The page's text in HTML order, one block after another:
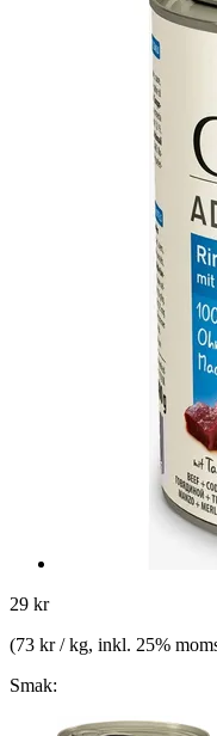
29 kr
(73 kr / kg, inkl. 25%
Smak: